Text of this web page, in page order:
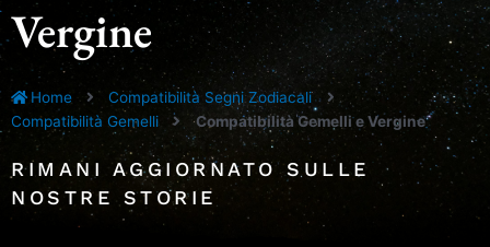
Vergine
Home
Compatibilità Segni Zodiacali
Compatibilità Gemelli
Compatibilità Gemelli e Vergine
RIMANI AGGIORNATO SULLE
NOSTRE STORIE